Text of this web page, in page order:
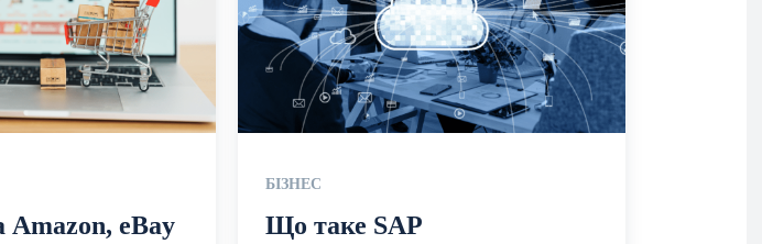
eBay
БІЗНЕС
Що таке SAP